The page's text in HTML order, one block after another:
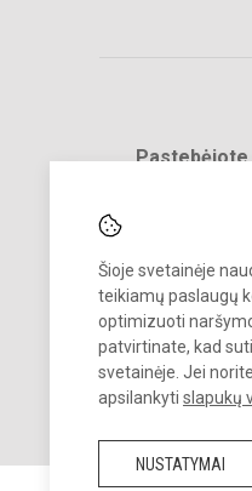
Šioje svetainėje
teikiamų paslaugų
optimizuoti
patvirtinate, kad
svetainėje. Jei
apsilankyti slapukų
NUSTATYMAI
Pastebėjote
© 2024. Vilniaus
Kopijuoti turinį be